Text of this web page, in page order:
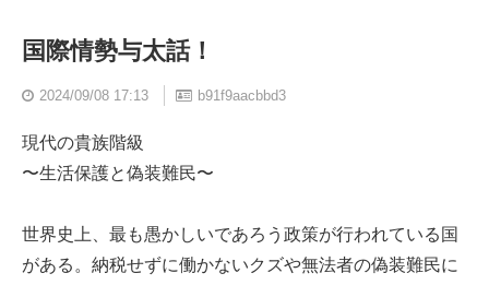
国際情勢与太話！
2024/09/08 17:13 b91f9aacbbd3
現代の貴族階級
〜生活保護と偽装難民〜
世界史上、最も愚かしいであろう政策が行われている国
がある。納税せずに働かないクズや無法者の偽装難民に